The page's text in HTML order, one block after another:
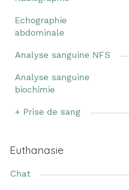
Echographie
abdominale
Analyse sanguine NFS
Analyse sanguine
biochimie
+ Prise de sang
Euthanasie
Chat